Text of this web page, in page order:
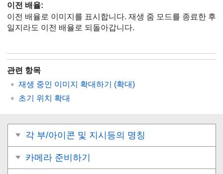
이전 배율:
이전 배율로 이미지를 표시합니다. 재생 줌 모드를 종료한 후
일지라도 이전 배율로 되돌아갑니다.
관련 항목
재생 중인 이미지 확대하기 (확대)
초기 위치 확대
각 부/아이콘 및 지시등의 명칭
카메라 준비하기